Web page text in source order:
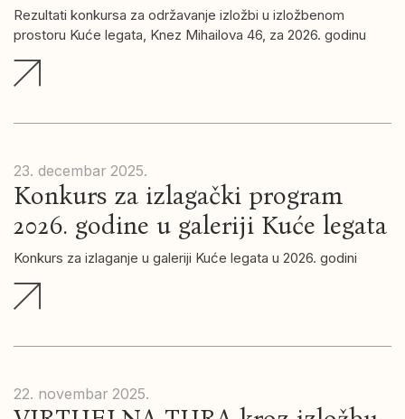
Rezultati konkursa za održavanje izložbi u izložbenom
prostoru Kuće legata, Knez Mihailova 46, za 2026. godinu
23. decembar 2025.
Konkurs za izlagački program
2026. godine u galeriji Kuće legata
Konkurs za izlaganje u galeriji Kuće legata u 2026. godini
22. novembar 2025.